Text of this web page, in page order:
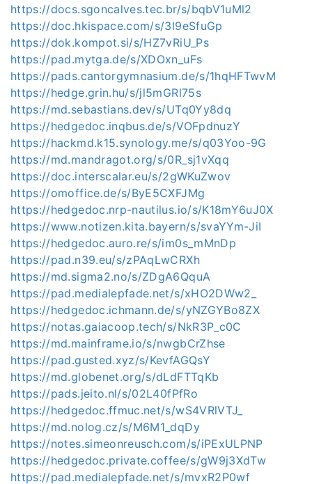
https://docs.sgoncalves.tec.br/s/bqbV1uMl2
https://doc.hkispace.com/s/3l9eSfuGp
https://dok.kompot.si/s/HZ7vRiU_Ps
https://pad.mytga.de/s/XDOxn_uFs
https://pads.cantorgymnasium.de/s/1hqHFTwvM
https://hedge.grin.hu/s/jl5mGRl75s
https://md.sebastians.dev/s/UTq0Yy8dq
https://hedgedoc.inqbus.de/s/VOFpdnuzY
https://hackmd.k15.synology.me/s/q03Yoo-9G
https://md.mandragot.org/s/0R_sj1vXqq
https://doc.interscalar.eu/s/2gWKuZwov
https://omoffice.de/s/ByE5CXFJMg
https://hedgedoc.nrp-nautilus.io/s/K18mY6uJ0X
https://www.notizen.kita.bayern/s/svaYYm-JiI
https://hedgedoc.auro.re/s/im0s_mMnDp
https://pad.n39.eu/s/zPAqLwCRXh
https://md.sigma2.no/s/ZDgA6QquA
https://pad.medialepfade.net/s/xHO2DWw2_
https://hedgedoc.ichmann.de/s/yNZGYBo8ZX
https://notas.gaiacoop.tech/s/NkR3P_c0C
https://md.mainframe.io/s/nwgbCrZhse
https://pad.gusted.xyz/s/KevfAGQsY
https://md.globenet.org/s/dLdFTTqKb
https://pads.jeito.nl/s/02L40fPfRo
https://hedgedoc.ffmuc.net/s/wS4VRlVTJ_
https://md.nolog.cz/s/M6M1_dqDy
https://notes.simeonreusch.com/s/iPExULPNP
https://hedgedoc.private.coffee/s/gW9j3XdTw
https://pad.medialepfade.net/s/mvxR2P0wf